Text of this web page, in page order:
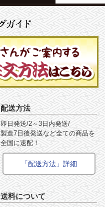
配送方法
即日発送/2～3日内発送/
製造7日後発送など全ての商品を
全国に速配！
「配送方法」詳細
送料について